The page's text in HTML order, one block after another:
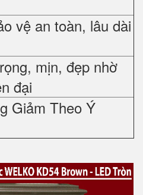
vệ an toàn, lâu dài
mịn, đẹp nhờ
đại
Giảm Theo Ý